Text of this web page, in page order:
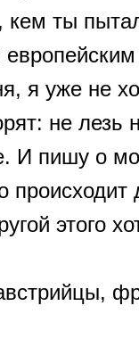
кем ты
я уже не
не лезь
И пишу о
этого